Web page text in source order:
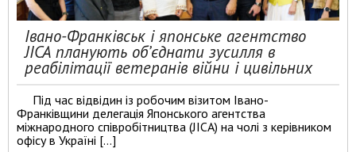
Івано-Франківськ і японське агентство
JICA планують об’єднати зусилля в
реабілітації ветеранів війни і цивільних
Під час відвідин із робочим візитом Івано-
Франківщини делегація Японського агентства
міжнародного співробітництва (JICA) на чолі з керівником
офісу в Україні […]